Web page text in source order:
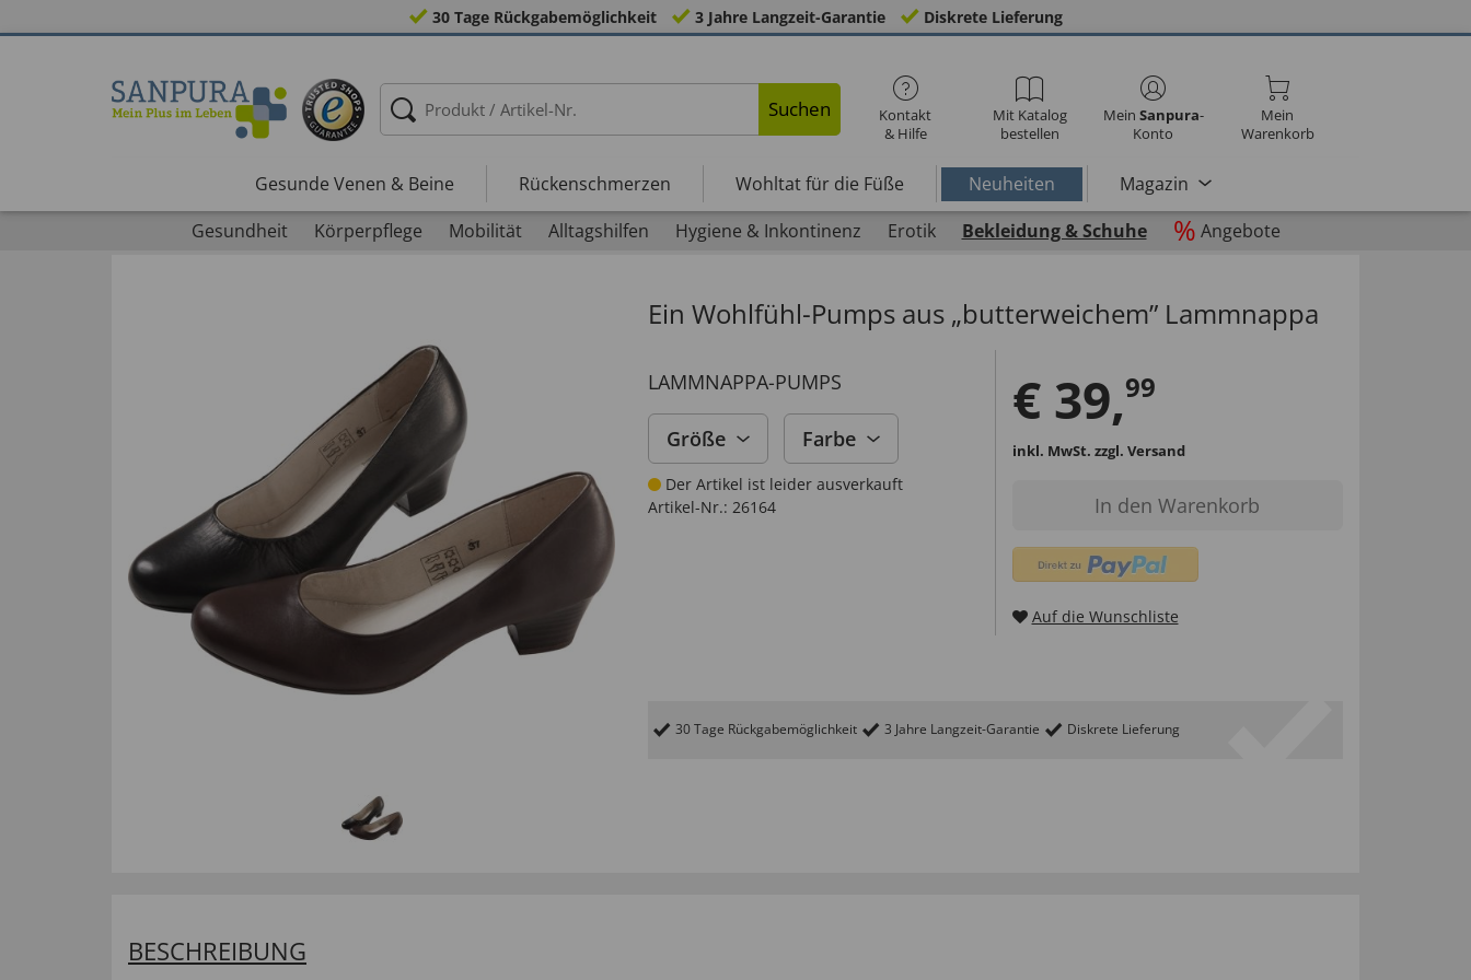
30 Tage Rückgabemöglichkeit 3 Jahre Langzeit-Garantie Diskrete Lieferung
Suchen
Kontakt
& Hilfe
Mit Katalog
bestellen
Mein Sanpura-
Konto
Mein
Warenkorb
Gesunde Venen & Beine Rückenschmerzen Wohltat für die Füße Neuheiten
Magazin
Gesundheit
Körperpflege Mobilität Alltagshilfen Hygiene & Inkontinenz Erotik Bekleidung & Schuhe % Angebote
Ein Wohlfühl-Pumps aus „butterweichem” Lammnappa
LAMMNAPPA-PUMPS
Größe Farbe
Der Artikel ist leider ausverkauft
Artikel-Nr.: 26164
€ 39,99
inkl. MwSt. zzgl. Versand
In den Warenkorb
Auf die Wunschliste
30 Tage Rückgabemöglichkeit 3 Jahre Langzeit-Garantie Diskrete Lieferung
BESCHREIBUNG